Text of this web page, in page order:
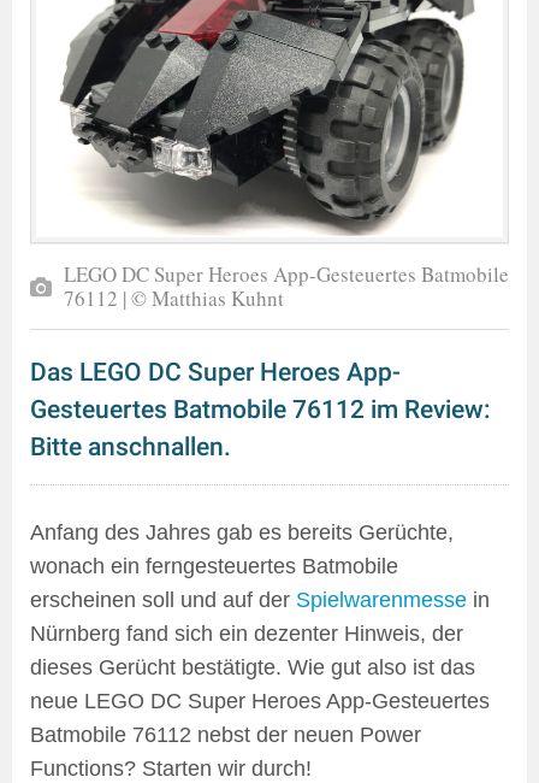
LEGO DC Super Heroes App-Gesteuertes Batmobile
76112 | © Matthias Kuhnt
Das LEGO DC Super Heroes App-
Gesteuertes Batmobile 76112 im Review:
Bitte anschnallen.
Anfang des Jahres gab es bereits Gerüchte,
wonach ein ferngesteuertes Batmobile
erscheinen soll und auf der Spielwarenmesse in
Nürnberg fand sich ein dezenter Hinweis, der
dieses Gerücht bestätigte. Wie gut also ist das
neue LEGO DC Super Heroes App-Gesteuertes
Batmobile 76112 nebst der neuen Power
Functions? Starten wir durch!